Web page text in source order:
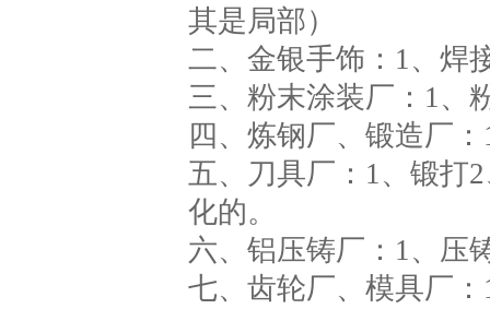
其是局部）
二、金银手饰：1、焊
三、粉末涂装厂：1、
四、炼钢厂、锻造厂
五、刀具厂：1、锻打
化的。
六、铝压铸厂：1、压
七、齿轮厂、模具厂